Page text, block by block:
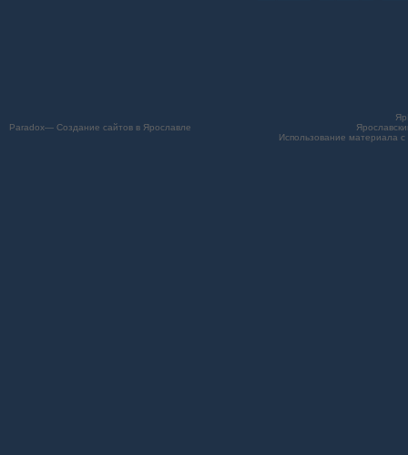
Paradox— Создание сайтов в Ярославле
Использование материала